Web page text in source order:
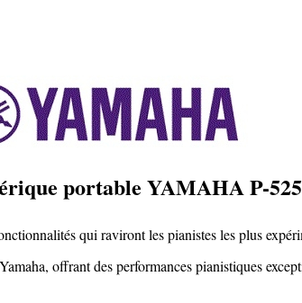
portable YAMAHA P-525
qui raviront les pianistes les plus
offrant des performances pianistiques